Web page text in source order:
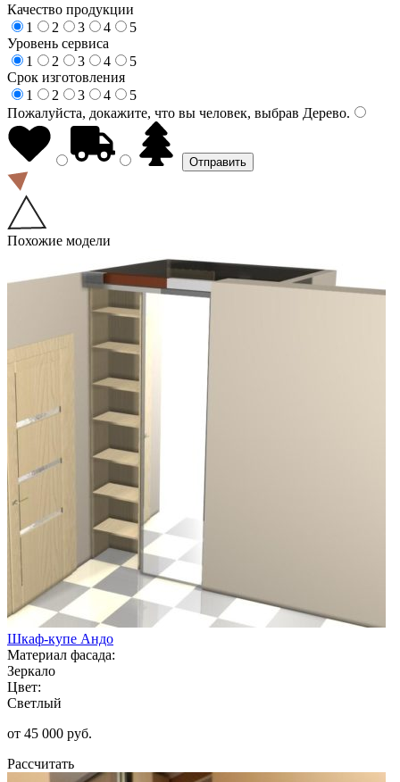
Качество продукции
1
2 3 4
5
Уровень сервиса
1
2 3 4
5
Срок изготовления
1
2 3 4
5
Пожалуйста, докажите, что вы человек, выбрав Дерево.
Похожие модели
Шкаф-купе Андо
Материал фасада:
Зеркало
Цвет:
Светлый
от 45 000 руб.
Рассчитать